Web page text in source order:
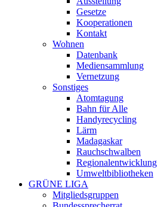
Gesetze
Kooperationen
Kontakt
Wohnen
Datenbank
Mediensammlung
Vernetzung
Sonstiges
Atomtagung
Bahn für Alle
Handyrecycling
Lärm
Madagaskar
Rauchschwalben
Regionalentwicklung
Umweltbibliotheken
GRÜNE LIGA
Mitgliedsgruppen